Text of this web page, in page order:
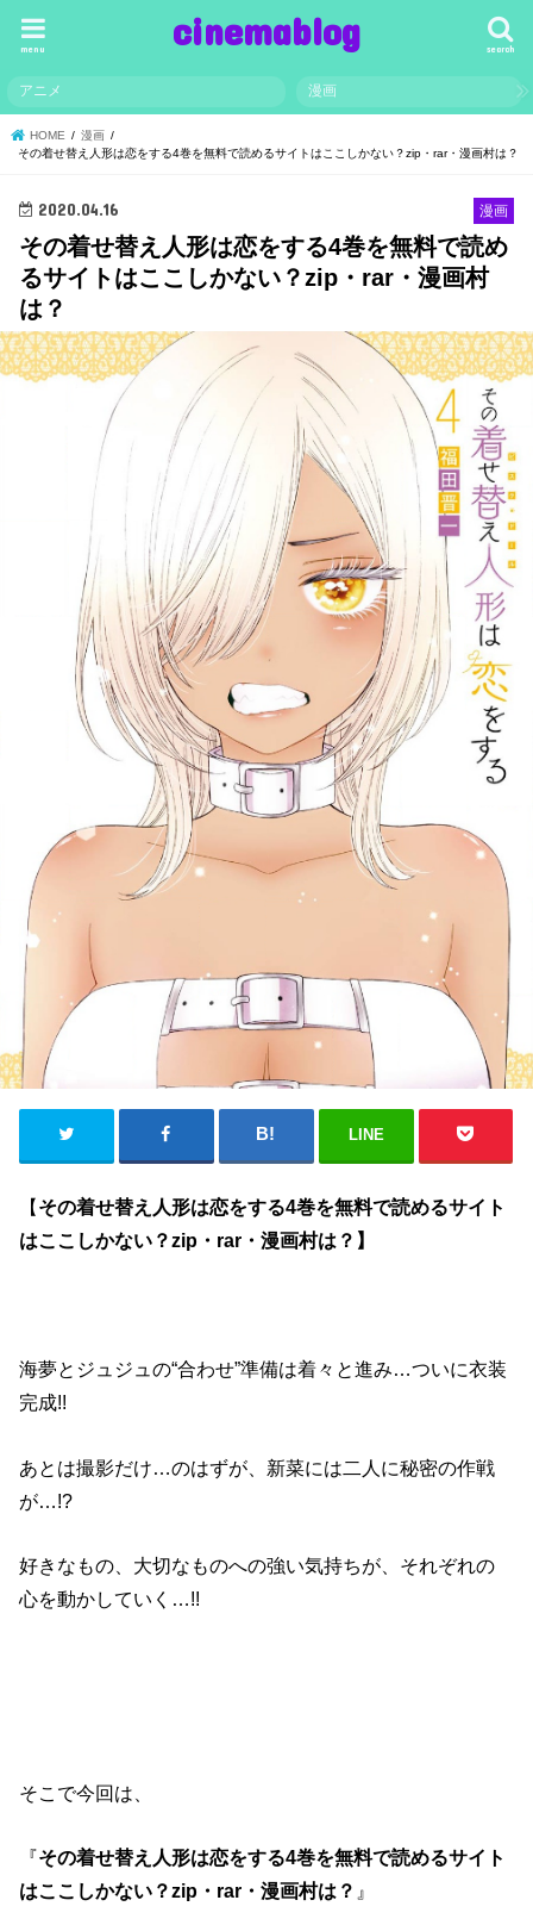
cinemablog search
menu
アニメ 漫画
HOME
漫画
その着せ替え人形は恋をする4巻を無料で読めるサイトはここしかない？zip・rar・漫画村は？
漫画
2020.04.16
その着せ替え人形は恋をする4巻を無料で読め
るサイトはここしかない？zip・rar・漫画村
は？
LINE
【その着せ替え人形は恋をする4巻を無料で読めるサイト
はここしかない？zip・rar・漫画村は？】
海夢とジュジュの“合わせ”準備は着々と進み…ついに衣装
完成!!
あとは撮影だけ…のはずが、新菜には二人に秘密の作戦
が…!?
好きなもの、大切なものへの強い気持ちが、それぞれの
心を動かしていく…!!
そこで今回は、
『その着せ替え人形は恋をする4巻を無料で読めるサイト
はここしかない？zip・rar・漫画村は？ 』